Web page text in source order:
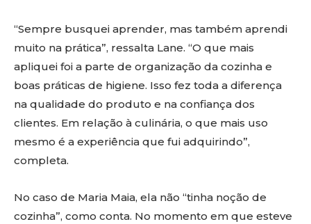
“Sempre busquei aprender, mas também aprendi
muito na prática”, ressalta Lane. “O que mais
apliquei foi a parte de organização da cozinha e
boas práticas de higiene. Isso fez toda a diferença
na qualidade do produto e na confiança dos
clientes. Em relação à culinária, o que mais uso
mesmo é a experiência que fui adquirindo”,
completa.
No caso de Maria Maia, ela não “tinha noção de
cozinha”, como conta. No momento em que esteve